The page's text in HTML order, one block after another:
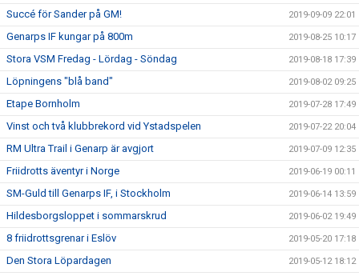
Succé för Sander på GM! 2019-09-09 22:01
Genarps IF kungar på 800m 2019-08-25 10:17
Stora VSM Fredag - Lördag - Söndag 2019-08-18 17:39
Löpningens "blå band" 2019-08-02 09:25
Etape Bornholm 2019-07-28 17:49
Vinst och två klubbrekord vid Ystadspelen 2019-07-22 20:04
RM Ultra Trail i Genarp är avgjort 2019-07-09 12:35
Friidrotts äventyr i Norge 2019-06-19 00:11
SM-Guld till Genarps IF, i Stockholm 2019-06-14 13:59
Hildesborgsloppet i sommarskrud 2019-06-02 19:49
8 friidrottsgrenar i Eslöv 2019-05-20 17:18
Den Stora Löpardagen 2019-05-12 18:12